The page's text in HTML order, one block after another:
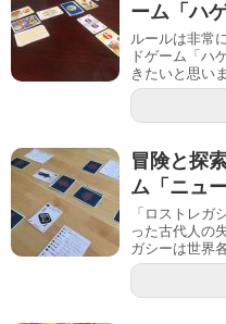
ーム「ハ
ルールは非常
ドゲーム「ハ
きたいと思い
冒険と探
ム「ニュ
「ロストレガ
った古代人の
ガシーは世界